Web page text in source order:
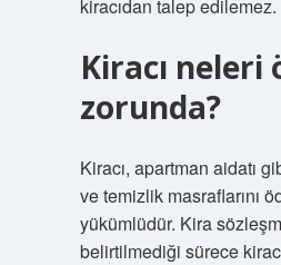
kiracıdan talep edilemez.
Kiracı neleri
zorunda?
Kiracı, apartman aidatı
ve temizlik masraflarını
yükümlüdür. Kira
belirtilmediği sürece